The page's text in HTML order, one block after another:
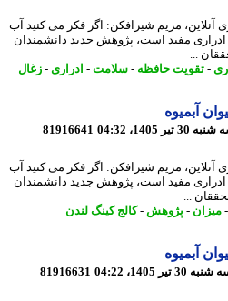
مریم شیرافکن: اگر فکر می کنید آب
مفید است، پژوهش جدید دانشمندان
...
- تقویت حافظه-سلامت-ادراری - زغال
81916641
مریم شیرافکن: اگر فکر می کنید آب
مفید است، پژوهش جدید دانشمندان
...
- پژوهش-کالج کینگ لندن
81916631